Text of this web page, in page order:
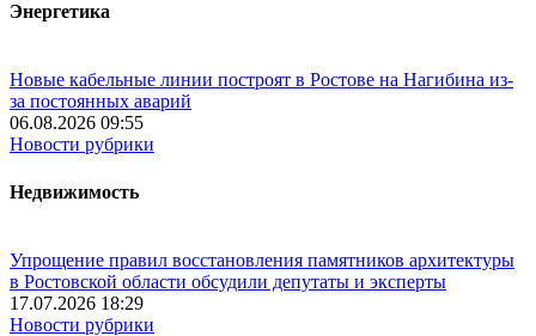
Энергетика
Новые кабельные линии построят в Ростове на Нагибина из-
за постоянных аварий
06.08.2026 09:55
Новости рубрики
Недвижимость
Упрощение правил восстановления памятников архитектуры
в Ростовской области обсудили депутаты и эксперты
17.07.2026 18:29
Новости рубрики